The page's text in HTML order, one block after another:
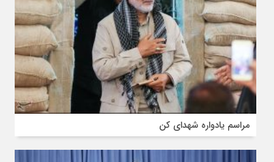
مراسم یادواره شهدای کن